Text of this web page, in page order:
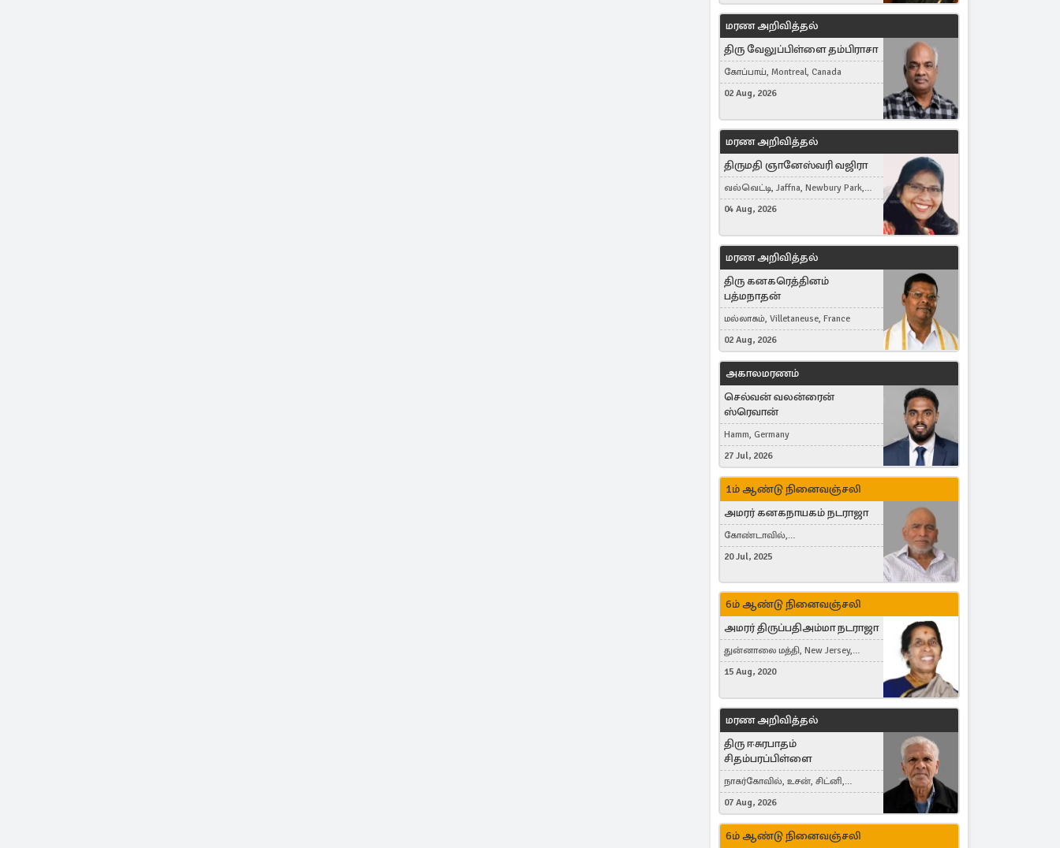
மரண அறிவித்தல்
திரு வேலுப்பிள்ளை தம்பிராசா
கோப்பாய், Montreal, Canada
02 Aug, 2026
மரண அறிவித்தல்
திருமதி ஞானேஸ்வரி வஜிரா
வல்வெட்டி, Jaffna, Newbury Park,
United Kingdom
04 Aug, 2026
மரண அறிவித்தல்
திரு கனகரெத்தினம்
பத்மநாதன்
மல்லாகம், Villetaneuse, France
02 Aug, 2026
அகாலமரணம்
செல்வன் வலன்ரைன்
ஸ்ரெவான்
Hamm, Germany
27 Jul, 2026
1ம் ஆண்டு நினைவஞ்சலி
அமரர் கனகநாயகம் நடராஜா
கோண்டாவில்,
புன்னாலைக்கட்டுவன், சவுதி
Germany, Brampton, Canada
20 Jul, 2025
6ம் ஆண்டு நினைவஞ்சலி
அமரர் திருப்பதிஅம்மா நடராஜா
துன்னாலை மத்தி, New Jersey,
United States, Toronto, Canada
15 Aug, 2020
மரண அறிவித்தல்
திரு ஈசுரபாதம்
சிதம்பரப்பிள்ளை
நாகர்கோவில், உசன், சிட்னி,
Australia
07 Aug, 2026
6ம் ஆண்டு நினைவஞ்சலி